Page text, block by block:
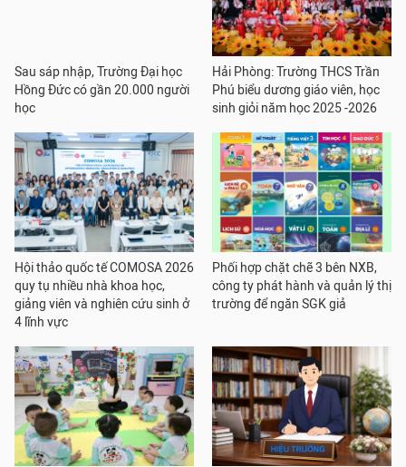
Sau sáp nhập, Trường Đại học
Hồng Đức có gần 20.000 người
học
Hải Phòng: Trường THCS Trần
Phú biểu dương giáo viên, học
sinh giỏi năm học 2025 -2026
Hội thảo quốc tế COMOSA 2026
quy tụ nhiều nhà khoa học,
giảng viên và nghiên cứu sinh ở
4 lĩnh vực
Phối hợp chặt chẽ 3 bên NXB,
công ty phát hành và quản lý thị
trường để ngăn SGK giả